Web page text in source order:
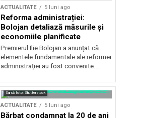
ACTUALITATE 5 luni ago
Reforma administrației:
Bolojan detaliază măsurile și
economiile planificate
Premierul Ilie Bolojan a anunțat că
elementele fundamentale ale reformei
administrației au fost convenite...
Sursă foto: Shutterstock
ACTUALITATE 5 luni ago
Bărbat condamnat la 20 de ani